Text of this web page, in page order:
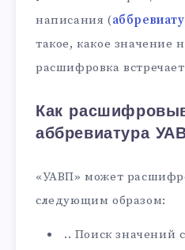
написания (
такое, какое значение
расшифровка
Как
аббревиатура
«УАВП» может
следующим образом:
.. Поиск значений